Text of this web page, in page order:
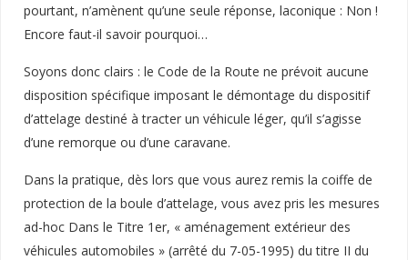
pourtant, n’amènent qu’une seule réponse, laconique : Non !
Encore faut-il savoir pourquoi…
Soyons donc clairs : le Code de la Route ne prévoit aucune
disposition spécifique imposant le démontage du dispositif
d’attelage destiné à tracter un véhicule léger, qu’il s’agisse
d’une remorque ou d’une caravane.
Dans la pratique, dès lors que vous aurez remis la coiffe de
protection de la boule d’attelage, vous avez pris les mesures
ad-hoc Dans le Titre 1er, « aménagement extérieur des
véhicules automobiles » (arrêté du 7-05-1995) du titre II du